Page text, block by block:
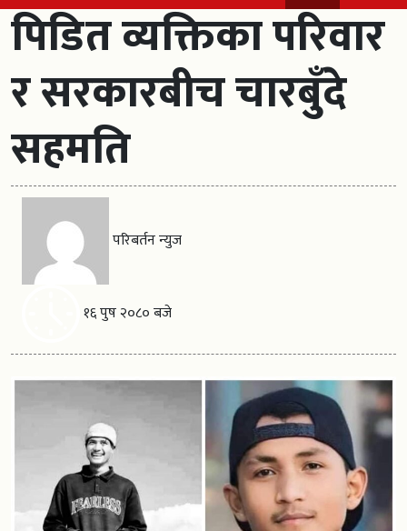
पिडित व्यक्तिका परिवार
र सरकारबीच चारबुँदे
सहमति
परिबर्तन न्युज
१६ पुष २०८० बजे